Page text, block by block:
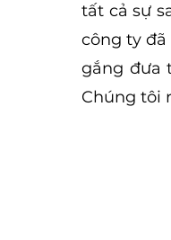
tất cả sự
công ty đã
gắng đưa
Chúng tôi